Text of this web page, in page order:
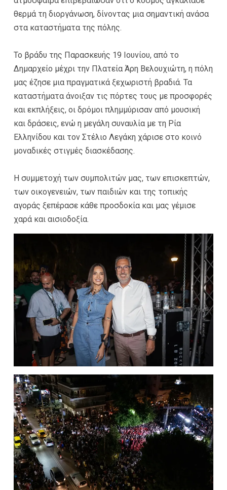
θερμά τη διοργάνωση, δίνοντας μια σημαντική ανάσα
στα καταστήματα της πόλης.
Το βράδυ της Παρασκευής 19 Ιουνίου, από το
Δημαρχείο μέχρι την Πλατεία Άρη Βελουχιώτη, η πόλη
μας έζησε μια πραγματικά ξεχωριστή βραδιά. Τα
καταστήματα άνοιξαν τις πόρτες τους με προσφορές
και εκπλήξεις, οι δρόμοι πλημμύρισαν από μουσική
και δράσεις, ενώ η μεγάλη συναυλία με τη Ρία
Ελληνίδου και τον Στέλιο Λεγάκη χάρισε στο κοινό
μοναδικές στιγμές διασκέδασης.
Η συμμετοχή των συμπολιτών μας, των επισκεπτών,
των οικογενειών, των παιδιών και της τοπικής
αγοράς ξεπέρασε κάθε προσδοκία και μας γέμισε
χαρά και αισιοδοξία.